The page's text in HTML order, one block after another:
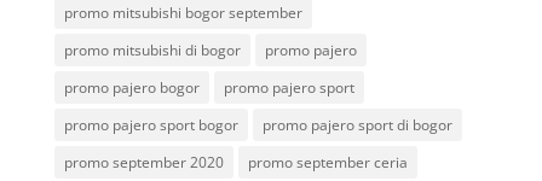
promo mitsubishi bogor september
promo mitsubishi di bogor
promo pajero
promo pajero bogor
promo pajero sport
promo pajero sport bogor
promo pajero sport di bogor
promo september 2020
promo september ceria